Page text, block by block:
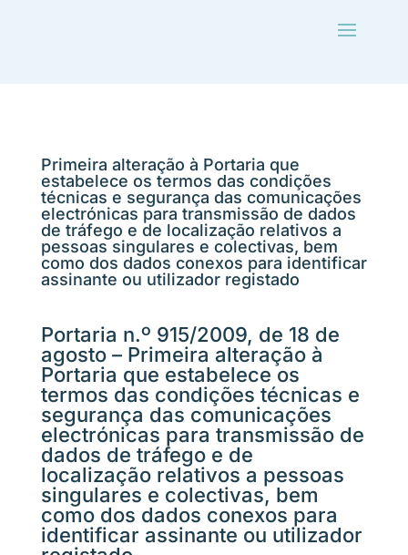
Primeira alteração à Portaria que
estabelece os termos das condições
técnicas e segurança das comunicações
electrónicas para transmissão de dados
de tráfego e de localização relativos a
pessoas singulares e colectivas, bem
como dos dados conexos para identificar
assinante ou utilizador registado
Portaria n.º 915/2009, de 18 de
agosto – Primeira alteração à
Portaria que estabelece os
termos das condições técnicas e
segurança das comunicações
electrónicas para transmissão de
dados de tráfego e de
localização relativos a pessoas
singulares e colectivas, bem
como dos dados conexos para
identificar assinante ou utilizador